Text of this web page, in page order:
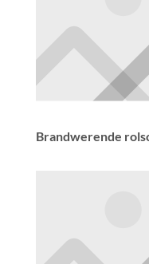
Brandwerende